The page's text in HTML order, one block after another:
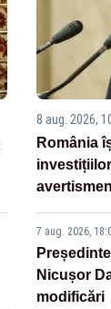
8 aug. 2026,
România
7 aug. 2026,
Nicușor
modificări